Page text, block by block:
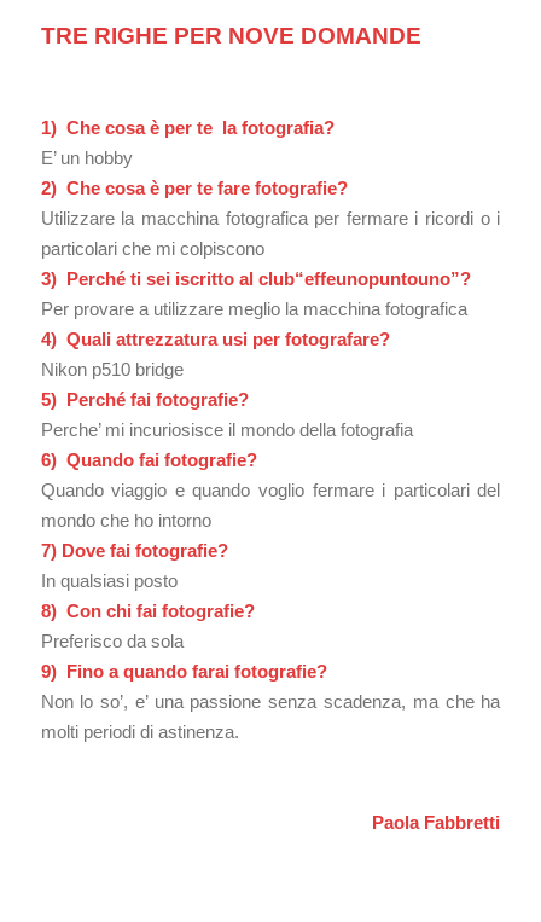
TRE RIGHE PER NOVE DOMANDE
1) Che cosa è per te la fotografia?
E’ un hobby
2) Che cosa è per te fare fotografie?
Utilizzare la macchina fotografica per fermare i ricordi o i
particolari che mi colpiscono
3) Perché ti sei iscritto al club“effeunopuntouno”?
Per provare a utilizzare meglio la macchina fotografica
4) Quali attrezzatura usi per fotografare?
Nikon p510 bridge
5) Perché fai fotografie?
Perche’ mi incuriosisce il mondo della fotografia
6) Quando fai fotografie?
Quando viaggio e quando voglio fermare i particolari del
mondo che ho intorno
7) Dove fai fotografie?
In qualsiasi posto
8) Con chi fai fotografie?
Preferisco da sola
9) Fino a quando farai fotografie?
Non lo so’, e’ una passione senza scadenza, ma che ha
molti periodi di astinenza.
Paola Fabbretti